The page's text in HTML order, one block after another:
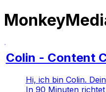
Colin - Content
Hi, ich bin Colin.
In 90 Minuten